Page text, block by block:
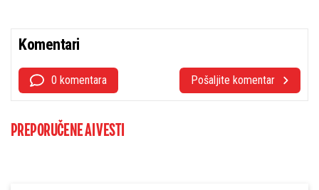
Komentari
0 komentara Pošaljite komentar
PREPORUČENE AI VESTI